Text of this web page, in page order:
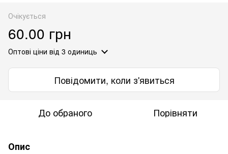
Очікується
60.00 грн
Оптові ціни від 3 одиниць
Повідомити, коли з'явиться
До обраного Порівняти
Опис